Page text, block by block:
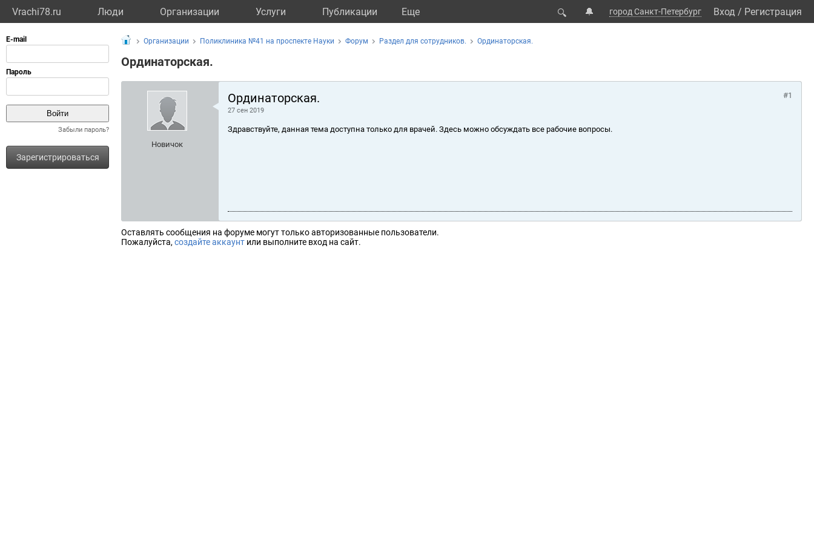
Vrachi78.ru Люди Организации Услуги Публикации Eще 🔍 🔔 город Санкт-Петербург Вход / Регистрация
Забыли пароль?
Зарегистрироваться
Организации Поликлиника №41 на проспекте Науки Форум Раздел для сотрудников. Ординаторская.
Ординаторская.
Новичок
Ординаторская.
27 сен 2019
#1
Здравствуйте, данная тема доступна только для врачей. Здесь можно обсуждать все рабочие вопросы.
Оставлять сообщения на форуме могут только авторизованные пользователи.
Пожалуйста, создайте аккаунт или выполните вход на сайт.